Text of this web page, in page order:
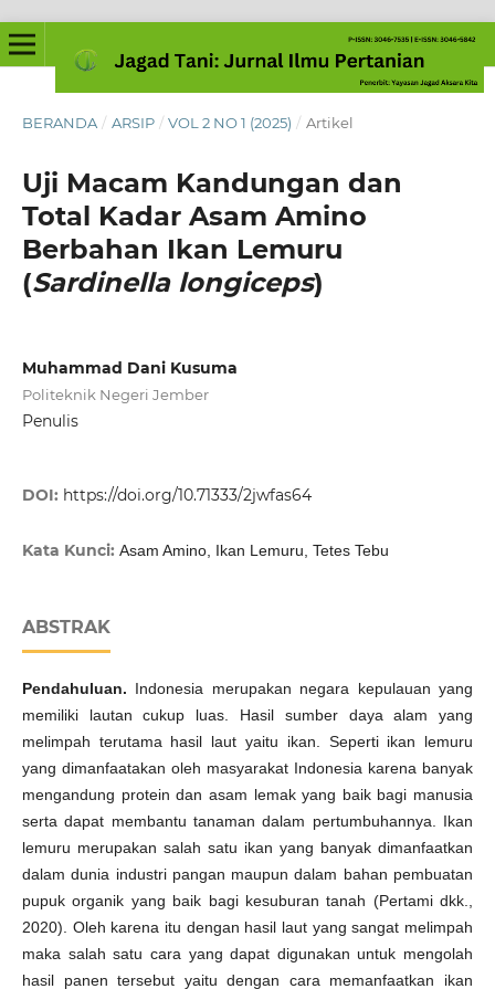
BERANDA / ARSIP / VOL 2 NO 1 (2025) / Artikel
Uji Macam Kandungan dan
Total Kadar Asam Amino
Berbahan Ikan Lemuru
(Sardinella longiceps)
Muhammad Dani Kusuma
Politeknik Negeri Jember
Penulis
DOI: https://doi.org/10.71333/2jwfas64
Kata Kunci: Asam Amino, Ikan Lemuru, Tetes Tebu
ABSTRAK
Pendahuluan. Indonesia merupakan negara kepulauan yang
memiliki lautan cukup luas. Hasil sumber daya alam yang
melimpah terutama hasil laut yaitu ikan. Seperti ikan lemuru
yang dimanfaatakan oleh masyarakat Indonesia karena banyak
mengandung protein dan asam lemak yang baik bagi manusia
serta dapat membantu tanaman dalam pertumbuhannya. Ikan
lemuru merupakan salah satu ikan yang banyak dimanfaatkan
dalam dunia industri pangan maupun dalam bahan pembuatan
pupuk organik yang baik bagi kesuburan tanah (Pertami dkk.,
2020). Oleh karena itu dengan hasil laut yang sangat melimpah
maka salah satu cara yang dapat digunakan untuk mengolah
hasil panen tersebut yaitu dengan cara memanfaatkan ikan